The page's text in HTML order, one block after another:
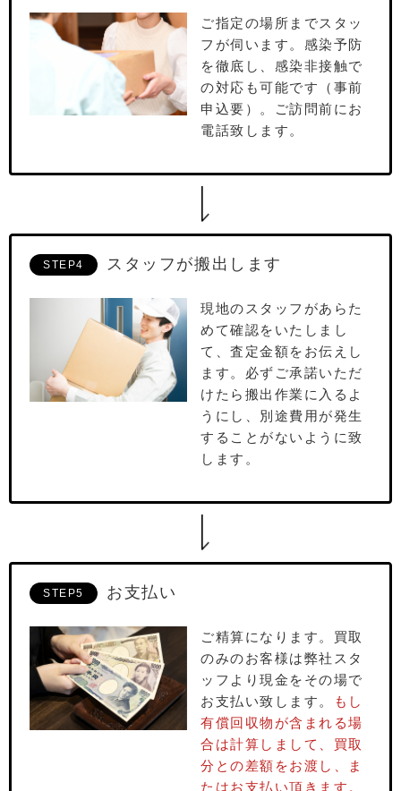
ご指定の場所までスタッ
フが伺います。感染予防
を徹底し、感染非接触で
の対応も可能です（事前
申込要）。ご訪問前にお
電話致します。
STEP4 スタッフが搬出します
現地のスタッフがあらた
めて確認をいたしまし
て、査定⾦額をお伝えし
ます。必ずご承諾いただ
けたら搬出作業に⼊るよ
うにし、別途費⽤が発⽣
することがないように致
します。
STEP5 お支払い
ご精算になります。買取
のみのお客様は弊社スタ
ッフより現⾦をその場で
お⽀払い致します。
もし
有償回収物が含まれる場
合は計算しまして、買取
分との差額をお渡し、ま
たはお⽀払い頂きます。